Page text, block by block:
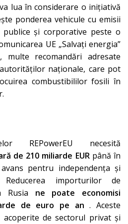
lua în considerare o inițiativă
ponderea vehicule cu emisii
și corporative peste o
UE „Salvați energia”
multe recomandări adresate
naționale, care pot
combustibililor fosili în
REPowerEU necesită
de 210 miliarde EURpână în
pentru independența și
Reducerea importurilor de
Rusia ne poate economisi
de euro pe an . Aceste
de sectorul privat și